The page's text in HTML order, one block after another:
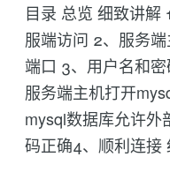
目录 总览 细致讲解
服端访问 2、服务
端口 3、用户名和密
服务端主机打开
mysql数据库允许外
码正确4、顺利连接